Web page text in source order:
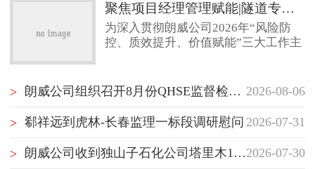
人力资源
聚焦项目经理管理赋能|隧道专项管理经验交流，共促地下工程管理提升
为深入贯彻朗威公司2026年“风险防
控、质效提升、价值赋能”三大工作主
焦项目经理管理赋能”“聚焦最后一公
里落地执行”“聚焦横向纵向信息沟
通”为抓手，坚持问题导向，持续推动
项目管理重塑与履职能力提升。继5月
10日首次跨事业部项目管理经验交流
后，7月30日，项目管理部（质量健康
2026-08-06
> 朗威公司组织召开8月份QHSE监督检查启动会
2026-07-31
> 郗祥远到虎林-长春监理一标段调研慰问
2026-07-30
> 朗威公司收到独山子石化公司塔里木120万吨/年二期乙烯项目开工试车指挥部感谢信